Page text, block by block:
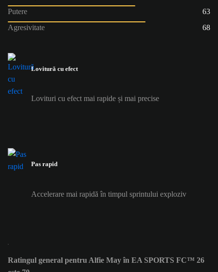
Putere
63
Agresivitate
68
Lovitură cu efect
Lovituri cu efect mai rapide și mai precise
Pas rapid
Accelerare mai rapidă în timpul sprintului exploziv
Ratingul general pentru Alfie May în EA SPORTS FC™ 26